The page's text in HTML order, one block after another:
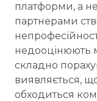
платформи, а
партнерами
недооцінюють
складно
виявляється,
обходиться